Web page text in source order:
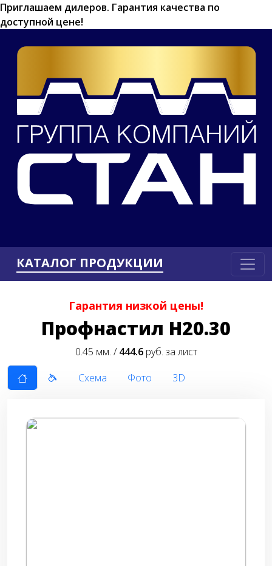
Приглашаем дилеров. Гарантия качества по
доступной цене!
КАТАЛОГ ПРОДУКЦИИ
Гарантия низкой цены!
Профнастил Н20.30
0.45 мм. /444.6 руб. за лист
Схема
Фото 3D